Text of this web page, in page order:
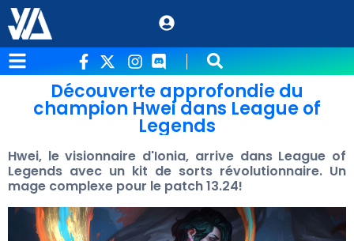
Découverte approfondie du
champion Hwei dans League of
Legends
Hwei, le visionnaire d'Ionia, arrive dans League of
Legends avec un kit de sorts révolutionnaire. Un
mage complexe pour le patch 13.24!